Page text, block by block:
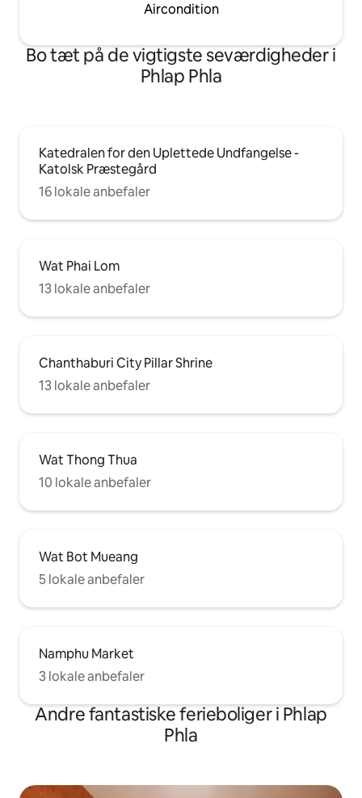
Aircondition
Bo tæt på de vigtigste seværdigheder i
Phlap Phla
Katedralen for den Uplettede Undfangelse -
Katolsk Præstegård
16 lokale anbefaler
Wat Phai Lom
13 lokale anbefaler
Chanthaburi City Pillar Shrine
13 lokale anbefaler
Wat Thong Thua
10 lokale anbefaler
Wat Bot Mueang
5 lokale anbefaler
Namphu Market
3 lokale anbefaler
Andre fantastiske ferieboliger i Phlap
Phla